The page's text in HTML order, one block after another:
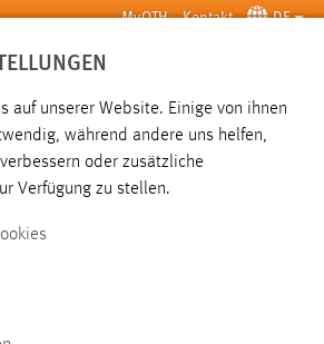
MyOTH Kontakt DE
SUCHE
BEWERBEN
auf unserer Website. Einige von ihnen
während andere uns helfen,
oder zusätzliche
Verfügung zu stellen.